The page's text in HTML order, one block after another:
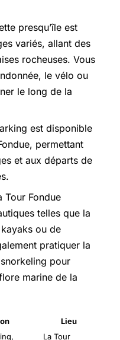
presqu’île est
variés, allant des
rocheuses. Vous
le vélo ou
le long de la
est disponible
permettant
et aux départs de
Tour Fondue
telles que la
ou de
pratiquer la
pour
marine de la
Lieu
La Tour